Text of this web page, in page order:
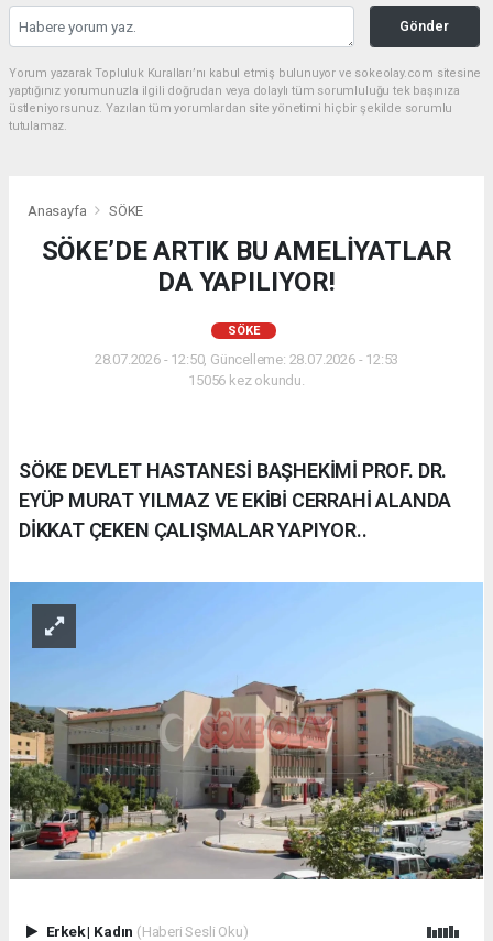
Gönder
Yorum yazarak Topluluk Kuralları’nı kabul etmiş bulunuyor ve sokeolay.com sitesine
yaptığınız yorumunuzla ilgili doğrudan veya dolaylı tüm sorumluluğu tek başınıza
üstleniyorsunuz. Yazılan tüm yorumlardan site yönetimi hiçbir şekilde sorumlu
tutulamaz.
Anasayfa SÖKE
SÖKE’DE ARTIK BU AMELİYATLAR
DA YAPILIYOR!
SÖKE
28.07.2026 - 12:50, Güncelleme: 28.07.2026 - 12:53
15056 kez okundu.
SÖKE DEVLET HASTANESİ BAŞHEKİMİ PROF. DR.
EYÜP MURAT YILMAZ VE EKİBİ CERRAHİ ALANDA
DİKKAT ÇEKEN ÇALIŞMALAR YAPIYOR..
Erkek| Kadın (Haberi Sesli Oku)